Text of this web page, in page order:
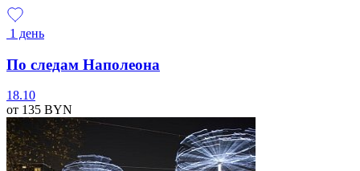
1 день
По следам Наполеона
18.10
от 135 BYN